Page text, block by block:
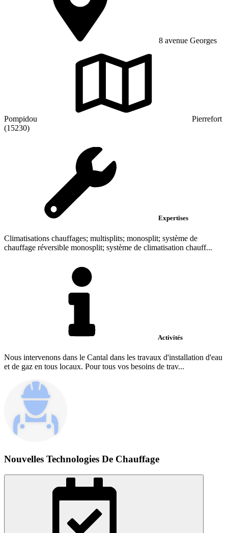
8 avenue Georges
Pompidou
Pierrefort
(15230)
Expertises
Climatisations chauffages; multisplits; monosplit; système de
chauffage réversible monosplit; système de climatisation chauff...
Activités
Nous intervenons dans le Cantal dans les travaux d'installation d'eau
et de gaz en tous locaux. Pour tous vos besoins de trav...
Nouvelles Technologies De Chauffage